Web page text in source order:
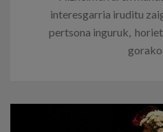
interesgarria iruditu
pertsona inguruk,